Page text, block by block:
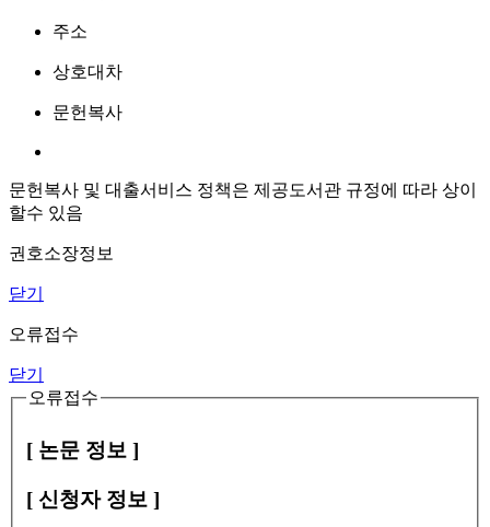
주소
상호대차
문헌복사
문헌복사 및 대출서비스 정책은 제공도서관 규정에 따라 상이
할수 있음
권호소장정보
닫기
오류접수
닫기
오류접수
[ 논문 정보 ]
[ 신청자 정보 ]